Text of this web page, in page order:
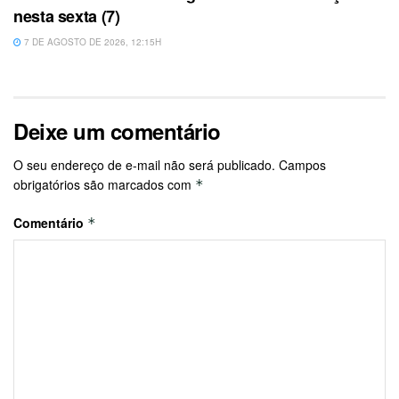
nesta sexta (7)
7 DE AGOSTO DE 2026, 12:15H
Deixe um comentário
O seu endereço de e-mail não será publicado. Campos
obrigatórios são marcados com *
Comentário *